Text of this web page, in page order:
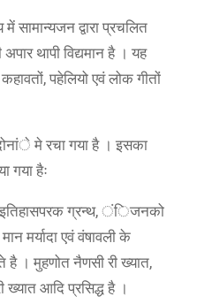
में सामान्यजन द्वारा प्रचलित
थापी विद्यमान है । यह
पहेलियो एवं लोक गीतों
दोनांे मे रचा गया है । इसका
गया हैः
इतिहासपरक ग्रन्थ, ंिजनको
मर्यादा एवं वंषावली के
है । मुहणोत नैणसी री ख्यात,
ख्यात आदि प्रसिद्ध है ।